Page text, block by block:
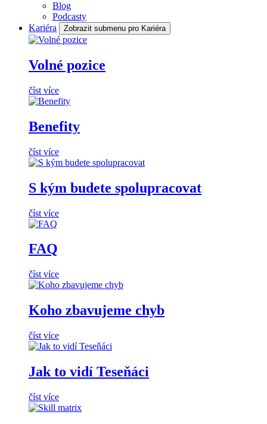
Blog
Podcasty
Kariéra
Zobrazit submenu pro Kariéra
Volné pozice
číst více
Benefity
číst více
S kým budete spolupracovat
číst více
FAQ
číst více
Koho zbavujeme chyb
číst více
Jak to vidí Teseňáci
číst více